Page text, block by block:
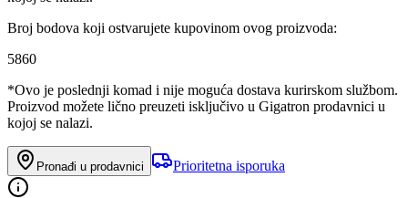
Broj bodova koji ostvarujete kupovinom ovog proizvoda:
5860
*Ovo je poslednji komad i nije moguća dostava kurirskom službom.
Proizvod možete lično preuzeti isključivo u Gigatron prodavnici u
kojoj se nalazi.
Pronađi u prodavnici Prioritetna isporuka